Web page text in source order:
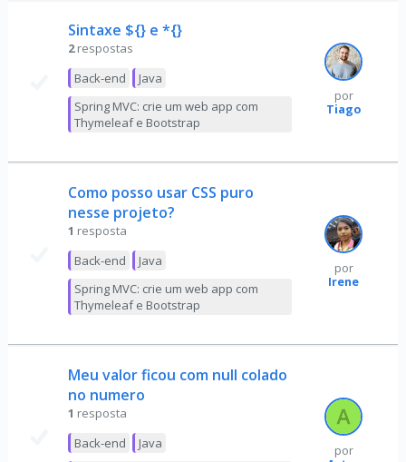
Sintaxe ${} e *{}
2 respostas
Back-end
Java
Spring MVC: crie um web app com
Thymeleaf e Bootstrap
por
Tiago
Como posso usar CSS puro
nesse projeto?
1 resposta
Back-end
Java
Spring MVC: crie um web app com
Thymeleaf e Bootstrap
por
Irene
Meu valor ficou com null colado
no numero
1 resposta
Back-end
Java
por